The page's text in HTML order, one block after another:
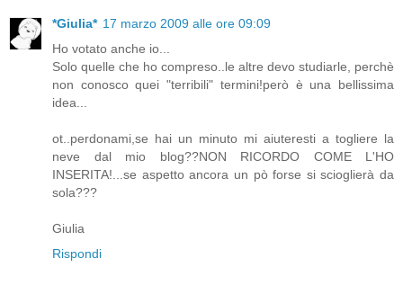
*Giulia* 17 marzo 2009 alle ore 09:09
Ho votato anche io...
Solo quelle che ho compreso..le altre devo studiarle, perchè
non conosco quei "terribili" termini!però è una bellissima
idea...
ot..perdonami,se hai un minuto mi aiuteresti a togliere la
neve dal mio blog??NON RICORDO COME L'HO
INSERITA!...se aspetto ancora un pò forse si scioglierà da
sola???
Giulia
Rispondi